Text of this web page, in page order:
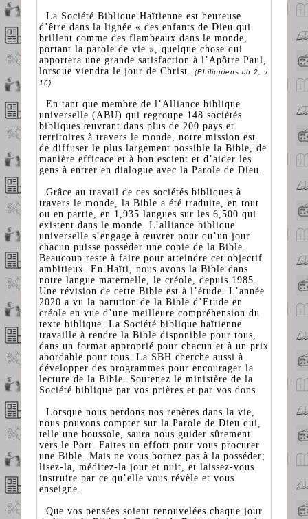
La Société Biblique Haïtienne est heureuse
d’être dans la lignée « des enfants de Dieu qui
brillent comme des flambeaux dans le monde,
portant la parole de vie », quelque chose qui
apportera une grande satisfaction à l’Apôtre Paul,
lorsque viendra le jour de Christ.
(Philippiens ch 2, v
16)
En tant que membre de l’Alliance biblique
universelle (ABU) qui regroupe 148 sociétés
bibliques œuvrant dans plus de 200 pays et
territoires à travers le monde, notre mission est
de diffuser le plus largement possible la Bible, de
manière efficace et à bon escient et d’aider les
gens à entrer en dialogue avec la Parole de Dieu.
Grâce au travail de ces sociétés bibliques à
travers le monde, la Bible a été traduite, en tout
ou en partie, en 1,935 langues sur les 6,500 qui
existent dans le monde. L’alliance biblique
universelle s’engage à œuvrer pour qu’un jour
chacun puisse posséder une copie de la Bible.
Beaucoup reste à faire pour atteindre cet objectif
ambitieux. En Haïti, nous avons la Bible dans
notre langue maternelle, le créole, depuis 1985.
Une révision de cette Bible est à l’étude. L’année
2020 a vu la parution de la Bible d’Etude en
créole en vue d’une meilleure compréhension du
texte biblique. La Société biblique haïtienne
travaille à rendre la Bible disponible pour tous,
dans un format approprié pour chacun et à un prix
abordable pour tous. La SBH cherche aussi à
développer des programmes pour encourager la
lecture de la Bible. Soutenez le ministère de la
Société biblique par vos prières et par vos dons.
Lorsque nous perdons nos repères dans la vie,
nous pouvons compter sur la Parole de Dieu qui,
telle une boussole, saura nous guider sûrement
vers le Port. Faites un effort pour vous procurer
une Bible. Mais ne vous bornez pas à la posséder;
lisez-la, méditez-la jour et nuit, et laissez-vous
instruire par ce qu’elle vous révèle et vous
enseigne.
Que vos pensées soient renouvelées chaque jour